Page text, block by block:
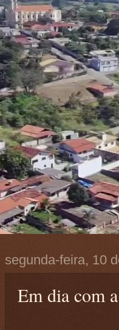
segunda-feira, 10
Em dia com